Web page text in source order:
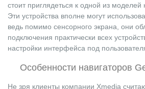
стоит приглядеться к одной из моделей
Эти устройства вполне могут
ведь помимо сенсорного экрана, они
подключения практически всех
настройки интерфейса под
Особенности навигаторов
Не зря клиенты компании Xmedia